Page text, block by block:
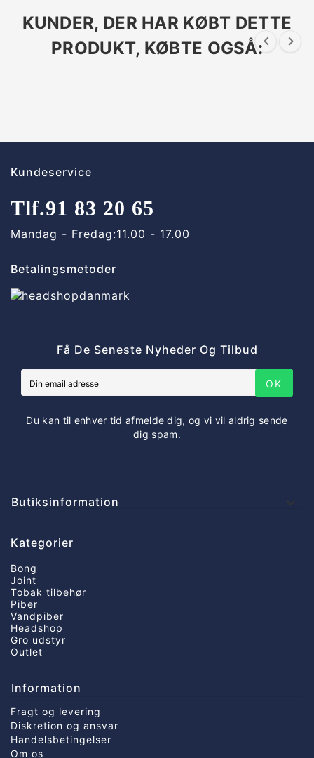
KUNDER, DER HAR KØBT DETTE
PRODUKT, KØBTE OGSÅ: 
Kundeservice
Tlf.91 83 20 65
Mandag - Fredag:11.00 - 17.00
Betalingsmetoder
Få De Seneste Nyheder Og Tilbud
OK
Du kan til enhver tid afmelde dig, og vi vil aldrig sende
dig spam.
Butiksinformation
Kategorier
Bong
Joint
Tobak tilbehør
Piber
Vandpiber
Headshop
Gro udstyr
Outlet
Information
Fragt og levering
Diskretion og ansvar
Handelsbetingelser
Om os